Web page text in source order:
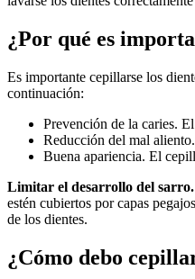
¿Por​ qué es
Es importante cepillarse los
‍continuación:
Prevención de la caries.
Reducción del mal
Buena‌ apariencia. El
Limitar el⁢ desarrollo del sarro.
estén cubiertos por capas
de los ​dientes.
¿Cómo debo